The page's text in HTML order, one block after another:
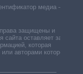
медиа –
защищены и
оставляет за
которая
авторами которой